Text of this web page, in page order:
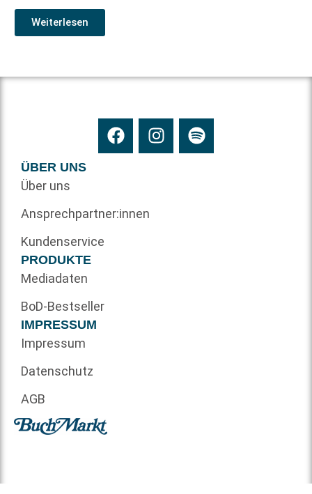
Weiterlesen
ÜBER UNS
Über uns
Ansprechpartner:innen
Kundenservice
PRODUKTE
Mediadaten
BoD-Bestseller
IMPRESSUM
Impressum
Datenschutz
AGB